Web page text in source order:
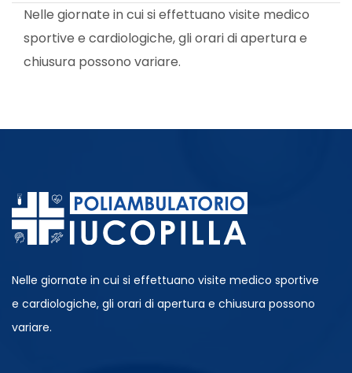
Nelle giornate in cui si effettuano visite medico
sportive e cardiologiche, gli orari di apertura e
chiusura possono variare.
Nelle giornate in cui si effettuano visite medico sportive
e cardiologiche, gli orari di apertura e chiusura possono
variare.